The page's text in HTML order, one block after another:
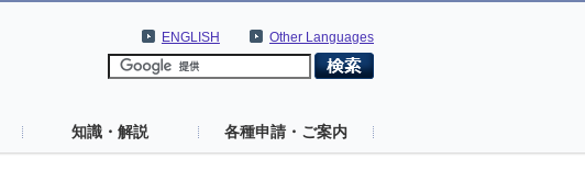
Other Languages
ENGLISH
知識・解説 各種申請・ご案内